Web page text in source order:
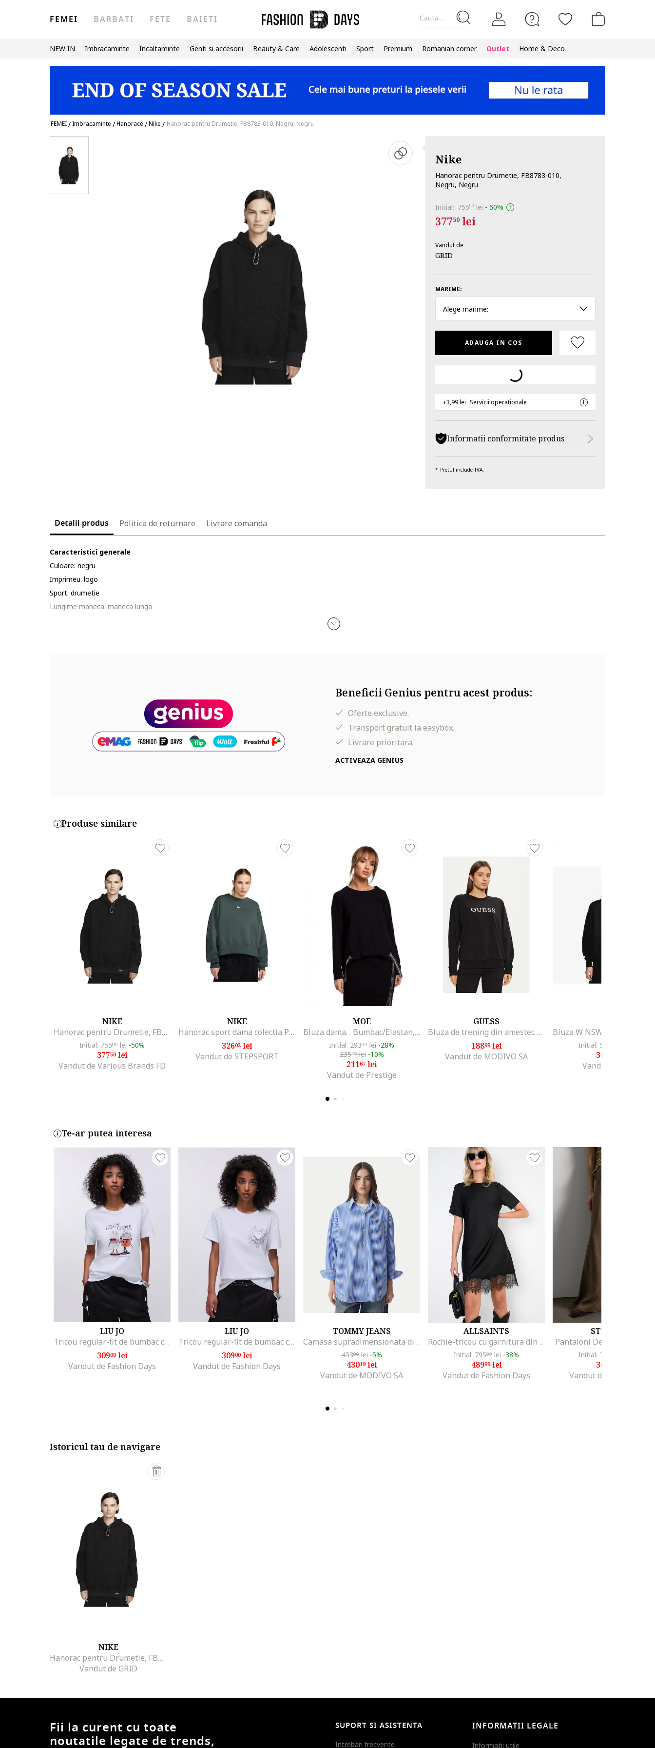
Cauta...
FEMEI BARBATI FETE BAIETI
NEW IN Imbracaminte Incaltaminte Genti si accesorii Beauty & Care Adolescenti Sport Premium Romanian corner Outlet Home & Deco
FEMEI/Imbracaminte /Hanorace /Nike / Hanorac pentru Drumetie, FB8783-010, Negru, Negru
Nike
Hanorac pentru Drumetie, FB8783-010,
Negru, Negru
Initial: 75500 lei - 50%
37750lei
Vandut de
GRID
MARIME:
Alege marime:
ADAUGA IN COS
+3,99 lei Servicii operationale
Informatii conformitate produs
Pretul include TVA.
Detalii produs Politica de returnare Livrare comanda
Caracteristici generale
Culoare: negru
Imprimeu: logo
Sport: drumetie
Lungime maneca: maneca lunga
Beneficii Genius pentru acest produs:
Oferte exclusive.
Transport gratuit la easybox.
Livrare prioritara.
ACTIVEAZA GENIUS
Produse similare
NIKE
Hanorac pentru Drumetie, FB8783-010, Negru, Negru
Initial: 75500 lei -50%
37750lei
Vandut de Various Brands FD
NIKE
Hanorac sport dama colectia Phoenix Fleece, croiala larga, fleece, bumbac/poliester, verde
32602lei
Vandut de STEPSPORT
MOE
Bluza dama. . Bumbac/Elastan, Negru
Initial: 29399 lei -28%
23519lei -10%
21167lei
Vandut de Prestige
GUESS
Bluza de trening din amestec de bumbac cu logo in relief
18899lei
Vandut de MODIVO SA
Initial: 541
351
Vandut de GRID
Te-ar putea interesa
LIU JO
Tricou regular-fit de bumbac cu aplicatie din strasuri, Alb/Negru/Portocaliu mandarina
30900lei
Vandut de Fashion Days
LIU JO
Tricou regular-fit de bumbac cu aplicatie din strasuri, Alb optic
30900lei
Vandut de Fashion Days
TOMMY JEANS
Camasa supradimensionata din amestec de bumbac organic cu model in dungi
45399lei -5%
43019lei
Vandut de MODIVO SA
ALLSAINTS
Rochie-tricou cu garnitura din dantela, Negru
Initial: 79599 lei -38%
48999lei
Vandut de Fashion Days
STEFANEL
Pantaloni De Dama
Initial: 725
363
Vandut de Unic Brands
Istoricul tau de navigare
NIKE
Hanorac pentru Drumetie, FB8783-010, Negru, Negru
Vandut de GRID
Fii la curent cu toate
noutatile legate de trends,
SUPORT SI ASISTENTA
Intrebari frecvente
INFORMATII LEGALE
Informatii utile